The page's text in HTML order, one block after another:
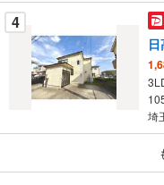
4
埼
日